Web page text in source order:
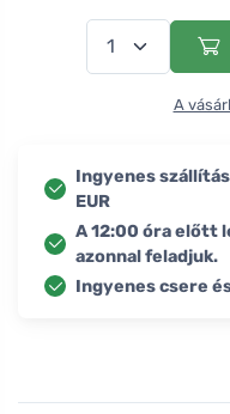
A
Ingyenes
EUR
A 12:00 óra előtt
azonnal feladjuk.
Ingyenes csere